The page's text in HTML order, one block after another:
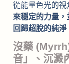
從能量色光的視
來穩定的力量
回歸超脫的純淨
沒藥
音」、沉澱